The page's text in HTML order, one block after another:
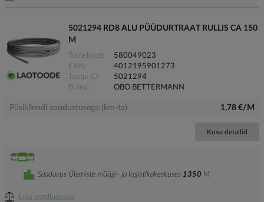
5021294 RD8 ALU PÜÜDURTRAAT RULLIS CA 150
M
Tootekood
580049023
EAN
4012195901273
Tootja ID
5021294
Bränd
OBO BETTERMANN
Püsikliendi soodustusega (km-ta) 1,78 €/M
Kuva detailid
Lisa võrdlusesse
Saadavus Ülemiste müügi- ja logistikakeskuses 1350 M